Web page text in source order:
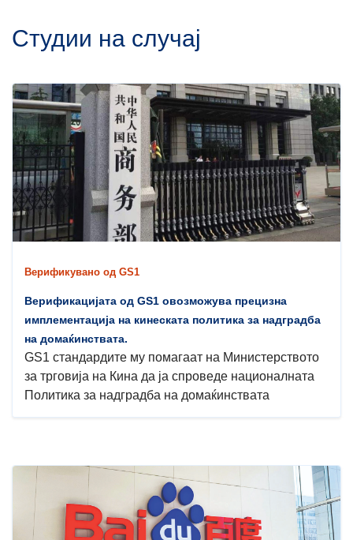
Студии на случај
Верификувано од GS1
Верификацијата од GS1 овозможува прецизна
имплементација на кинеската политика за надградба
на домаќинствата.
GS1 стандардите му помагаат на Министерството
за трговија на Кина да ја спроведе националната
Политика за надградба на домаќинствата